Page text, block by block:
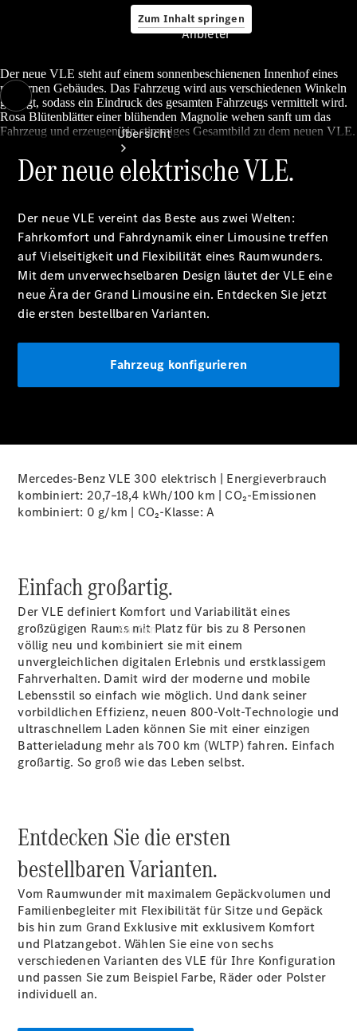
Zum Inhalt springen
Anbieter
Übersicht
Startseite
Ansprechpartner
finden
Beratung
Servicetermin
buchen
Tel: +49 211
Kaufen
Übersicht
Benz
Store
Neuwagenangebote
Best Deal
Anbieter
Der neue VLE steht auf einem sonnenbeschienenen Innenhof eines
modernen Gebäudes. Das Fahrzeug wird aus verschiedenen Winkeln
gezeigt, sodass ein Eindruck des gesamten Fahrzeugs vermittelt wird.
Rosa Blütenblätter einer blühenden Magnolie wehen sanft um das
Fahrzeug und erzeugen ein stimmiges Gesamtbild zu dem neuen VLE.
Der neue elektrische VLE.
Der neue VLE vereint das Beste aus zwei Welten:
Fahrkomfort und Fahrdynamik einer Limousine treffen
auf Vielseitigkeit und Flexibilität eines Raumwunders.
Mit dem unverwechselbaren Design läutet der VLE eine
neue Ära der Grand Limousine ein. Entdecken Sie jetzt
die ersten bestellbaren Varianten.
Fahrzeug konfigurieren
Mercedes-Benz VLE 300 elektrisch | Energieverbrauch
kombiniert: 20,7–18,4 kWh/100 km | CO₂-Emissionen
kombiniert: 0 g/km | CO₂-Klasse:A
Einfach großartig.
Der VLE definiert Komfort und Variabilität eines
großzügigen Raums mit Platz für bis zu 8 Personen
völlig neu und kombiniert sie mit einem
unvergleichlichen digitalen Erlebnis und erstklassigem
Fahrverhalten. Damit wird der moderne und mobile
Lebensstil so einfach wie möglich. Und dank seiner
vorbildlichen Effizienz, neuen 800-Volt-Technologie und
ultraschnellem Laden können Sie mit einer einzigen
Batterieladung mehr als 700 km (WLTP)fahren. Einfach
großartig. So groß wie das Leben selbst.
Entdecken Sie die ersten
bestellbaren Varianten.
Vom Raumwunder mit maximalem Gepäckvolumen und
Familienbegleiter mit Flexibilität für Sitze und Gepäck
bis hin zum Grand Exklusive mit exklusivem Komfort
und Platzangebot. Wählen Sie eine von sechs
verschiedenen Varianten des VLE für Ihre Konfiguration
und passen Sie zum Beispiel Farbe, Räder oder Polster
individuell an.